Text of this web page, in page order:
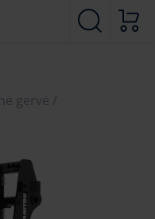
gervė